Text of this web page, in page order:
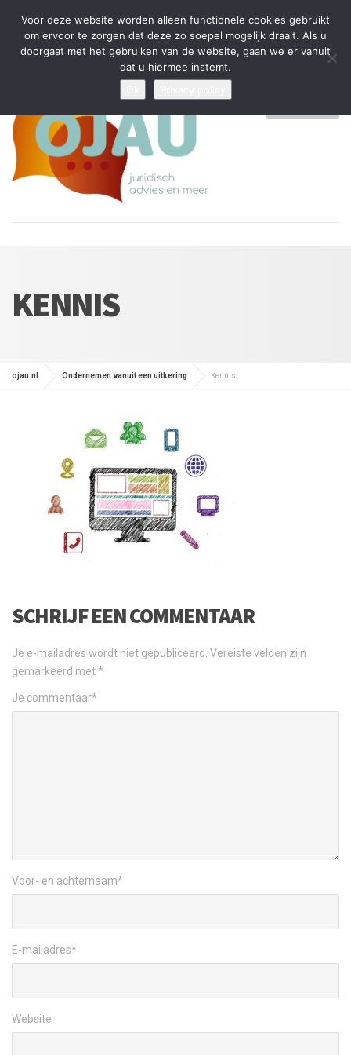
Tijdelijke stop: wegens drukte kan ik beperkt nieuwe zaken aannemen
en vragen beantwoorden
Algemene Voorwaarden
Disclaimer Privacybeleid
KENNIS
ojau.nl Ondernemen vanuit een uitkering Kennis
SCHRIJF EEN COMMENTAAR
Je e-mailadres wordt niet gepubliceerd. Vereiste velden zijn
gemarkeerd met*
Je commentaar*
Voor- en achternaam*
E-mailadres*
Website
Voor deze website worden alleen functionele cookies gebruikt
om ervoor te zorgen dat deze zo soepel mogelijk draait. Als u
doorgaat met het gebruiken van de website, gaan we er vanuit
dat u hiermee instemt.